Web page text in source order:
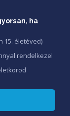
ha
15. életéved)
rendelkezel